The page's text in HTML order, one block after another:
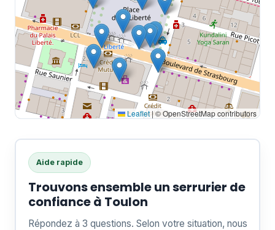
Leaflet|© OpenStreetMap contributors
Aide rapide
Trouvons ensemble un serrurier de
confiance à Toulon
Répondez à 3 questions. Selon votre situation, nous